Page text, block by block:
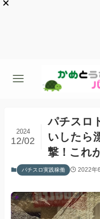
パチスロ
いしたら
撃！これ
2024
12/02
パチスロ実践稼働 2022年